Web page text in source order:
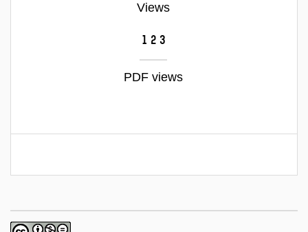
Views
123
PDF views